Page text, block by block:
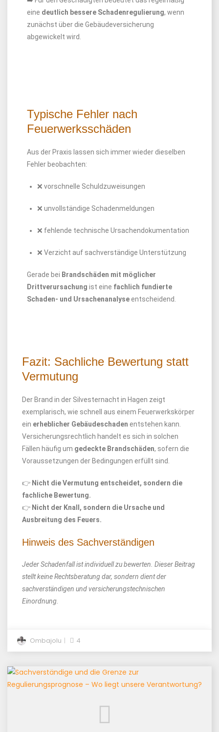
eine deutlich bessere Schadenregulierung, wenn
zunächst über die Gebäudeversicherung
abgewickelt wird.
Typische Fehler nach
Feuerwerksschäden
Aus der Praxis lassen sich immer wieder dieselben
Fehler beobachten:
❌ vorschnelle Schuldzuweisungen
❌ unvollständige Schadenmeldungen
❌ fehlende technische Ursachendokumentation
❌ Verzicht auf sachverständige Unterstützung
Gerade bei Brandschäden mit möglicher
Drittverursachung ist eine fachlich fundierte
Schaden- und Ursachenanalyseentscheidend.
Fazit: Sachliche Bewertung statt
Vermutung
Der Brand in der Silvesternacht in Hagen zeigt
exemplarisch, wie schnell aus einem Feuerwerkskörper
ein erheblicher Gebäudeschaden entstehen kann.
Versicherungsrechtlich handelt es sich in solchen
Fällen häufig um gedeckte Brandschäden, sofern die
Voraussetzungen der Bedingungen erfüllt sind.
👉 Nicht die Vermutung entscheidet, sondern die
fachliche Bewertung.
👉 Nicht der Knall, sondern die Ursache und
Ausbreitung des Feuers.
Hinweis des Sachverständigen
Jeder Schadenfall ist individuell zu bewerten. Dieser Beitrag
stellt keine Rechtsberatung dar, sondern dient der
sachverständigen und versicherungstechnischen
Einordnung.
Ombajolu 4